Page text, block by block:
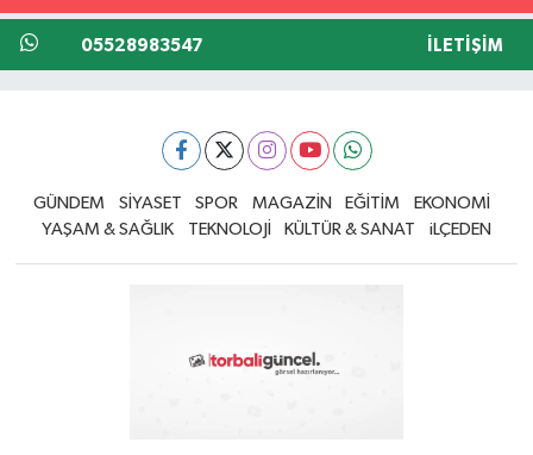
05528983547 İLETIŞIM
GÜNDEM SİYASET SPOR MAGAZİN EĞİTİM
EKONOMİ
YAŞAM & SAĞLIK
TEKNOLOJİ KÜLTÜR & SANAT iLÇEDEN